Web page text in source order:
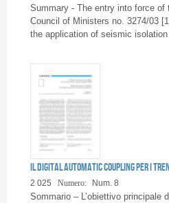
Summary - The entry into force
Council of Ministers no. 3274/03
the application of seismic isolation
Il Digital Automatic Coupling per i
2 025 Numero: Num. 8
Sommario – L’obiettivo principale